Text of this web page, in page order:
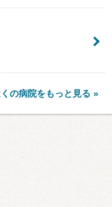
の病院をもっと見る »